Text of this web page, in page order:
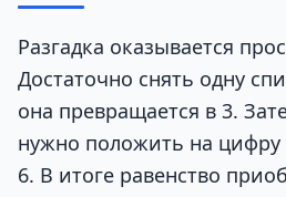
Разгадка оказывается
Достаточно снять одну
она превращается в 3.
нужно положить на цифру
6. В итоге равенство